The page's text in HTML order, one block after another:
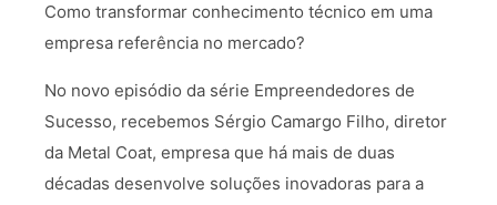
Como transformar conhecimento técnico em uma
empresa referência no mercado?
No novo episódio da série Empreendedores de
Sucesso, recebemos Sérgio Camargo Filho, diretor
da Metal Coat, empresa que há mais de duas
décadas desenvolve soluções inovadoras para a